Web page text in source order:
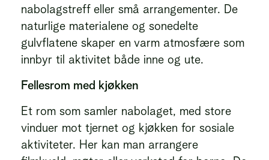
nabolagstreff eller små arrangementer. De
naturlige materialene og sonedelte
gulvflatene skaper en varm atmosfære som
innbyr til aktivitet både inne og ute.
Fellesrom med kjøkken
Et rom som samler nabolaget, med store
vinduer mot tjernet og kjøkken for sosiale
aktiviteter. Her kan man arrangere